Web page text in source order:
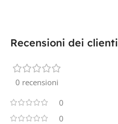
Recensioni dei clienti
0 recensioni
0
0